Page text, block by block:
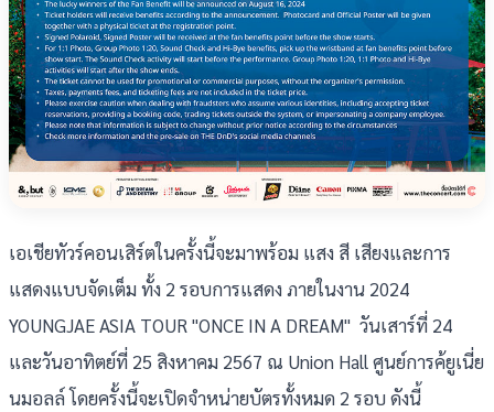
เอเชียทัวร์คอนเสิร์ตในครั้งนี้จะมาพร้อม แสง สี เสียงและการ
แสดงแบบจัดเต็ม ทั้ง 2 รอบการแสดง ภายในงาน 2024
YOUNGJAE ASIA TOUR "ONCE IN A DREAM" วันเสาร์ที่ 24
และวันอาทิตย์ที่ 25 สิงหาคม 2567 ณ Union Hall ศูนย์การค้ยูเนี่ย
นมอลล์ โดยครั้งนี้จะเปิดจำหน่ายบัตรทั้งหมด 2 รอบ ดังนี้